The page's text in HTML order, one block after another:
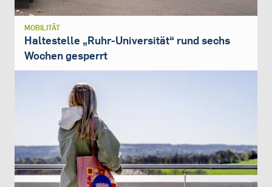
MOBILITÄT
Haltestelle „Ruhr-Universität“ rund sechs
Wochen gesperrt